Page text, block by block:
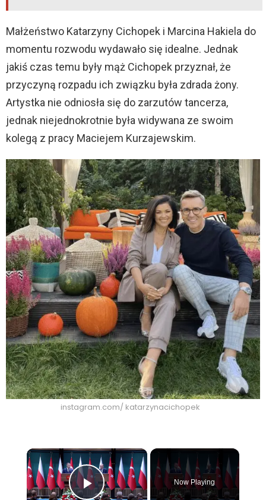
Małżeństwo Katarzyny Cichopek i Marcina Hakiela do
momentu rozwodu wydawało się idealne. Jednak
jakiś czas temu były mąż Cichopek przyznał, że
przyczyną rozpadu ich związku była zdrada żony.
Artystka nie odniosła się do zarzutów tancerza,
jednak niejednokrotnie była widywana ze swoim
kolegą z pracy Maciejem Kurzajewskim.
instagram.com/ katarzynacichopek
×
Now Playing